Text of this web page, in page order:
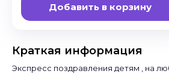
Добавить в корзину
Краткая информация
Экспресс поздравления детям , на